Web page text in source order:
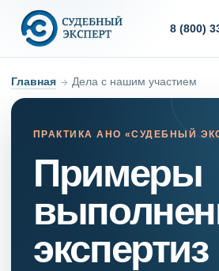
8 (800)
Главная → Дела с нашим участием
ПРАКТИКА АНО «СУДЕБНЫЙ
Примеры
экспертиз